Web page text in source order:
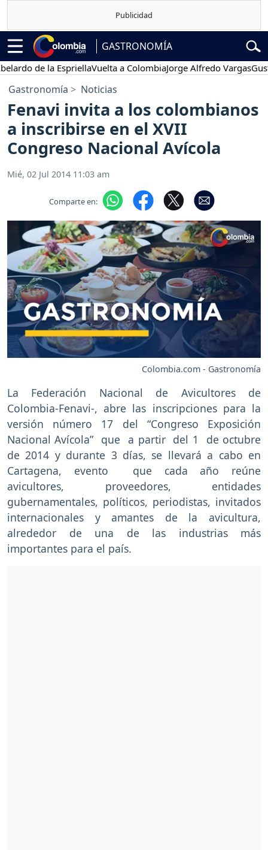
GASTRONOMÍA
de la EspriellaVuelta a ColombiaJorge Alfredo Vargas
Gastronomía Noticias
Fenavi invita a los colombianos
a inscribirse en el XVII
Congreso Nacional Avícola
Mié, 02 Jul 2014 11:03 am
Comparte en:
Colombia.com - Gastronomía
La Federación Nacional de Avicultores de
Colombia-Fenavi-, abre las inscripciones para la
versión número 17 del “Congreso Exposición
Nacional Avícola” que a partir del 1 de octubre
de 2014 y durante 3 días, se llevará a cabo en
Cartagena, evento que cada año reúne
avicultores, proveedores, entidades
gubernamentales, políticos, periodistas, invitados
internacionales y amantes de la avicultura,
alrededor de una de las industrias más
importantes para el país.